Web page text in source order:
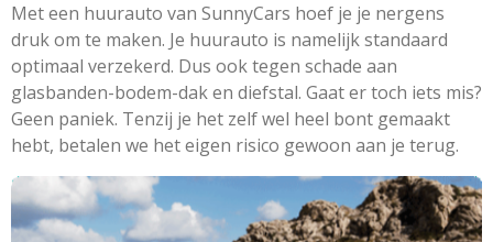
Met een huurauto van SunnyCars hoef je je nergens
druk om te maken. Je huurauto is namelijk standaard
optimaal verzekerd. Dus ook tegen schade aan
glasbanden-bodem-dak en diefstal. Gaat er toch iets mis?
Geen paniek. Tenzij je het zelf wel heel bont gemaakt
hebt, betalen we het eigen risico gewoon aan je terug.